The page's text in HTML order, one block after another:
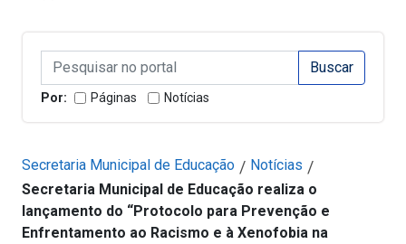
Campo de Busca de informações
Campo de Busca de informações Enviar a Busca
Por: Páginas Notícias
Secretaria Municipal de Educação / Notícias /
Secretaria Municipal de Educação realiza o
lançamento do “Protocolo para Prevenção e
Enfrentamento ao Racismo e à Xenofobia na